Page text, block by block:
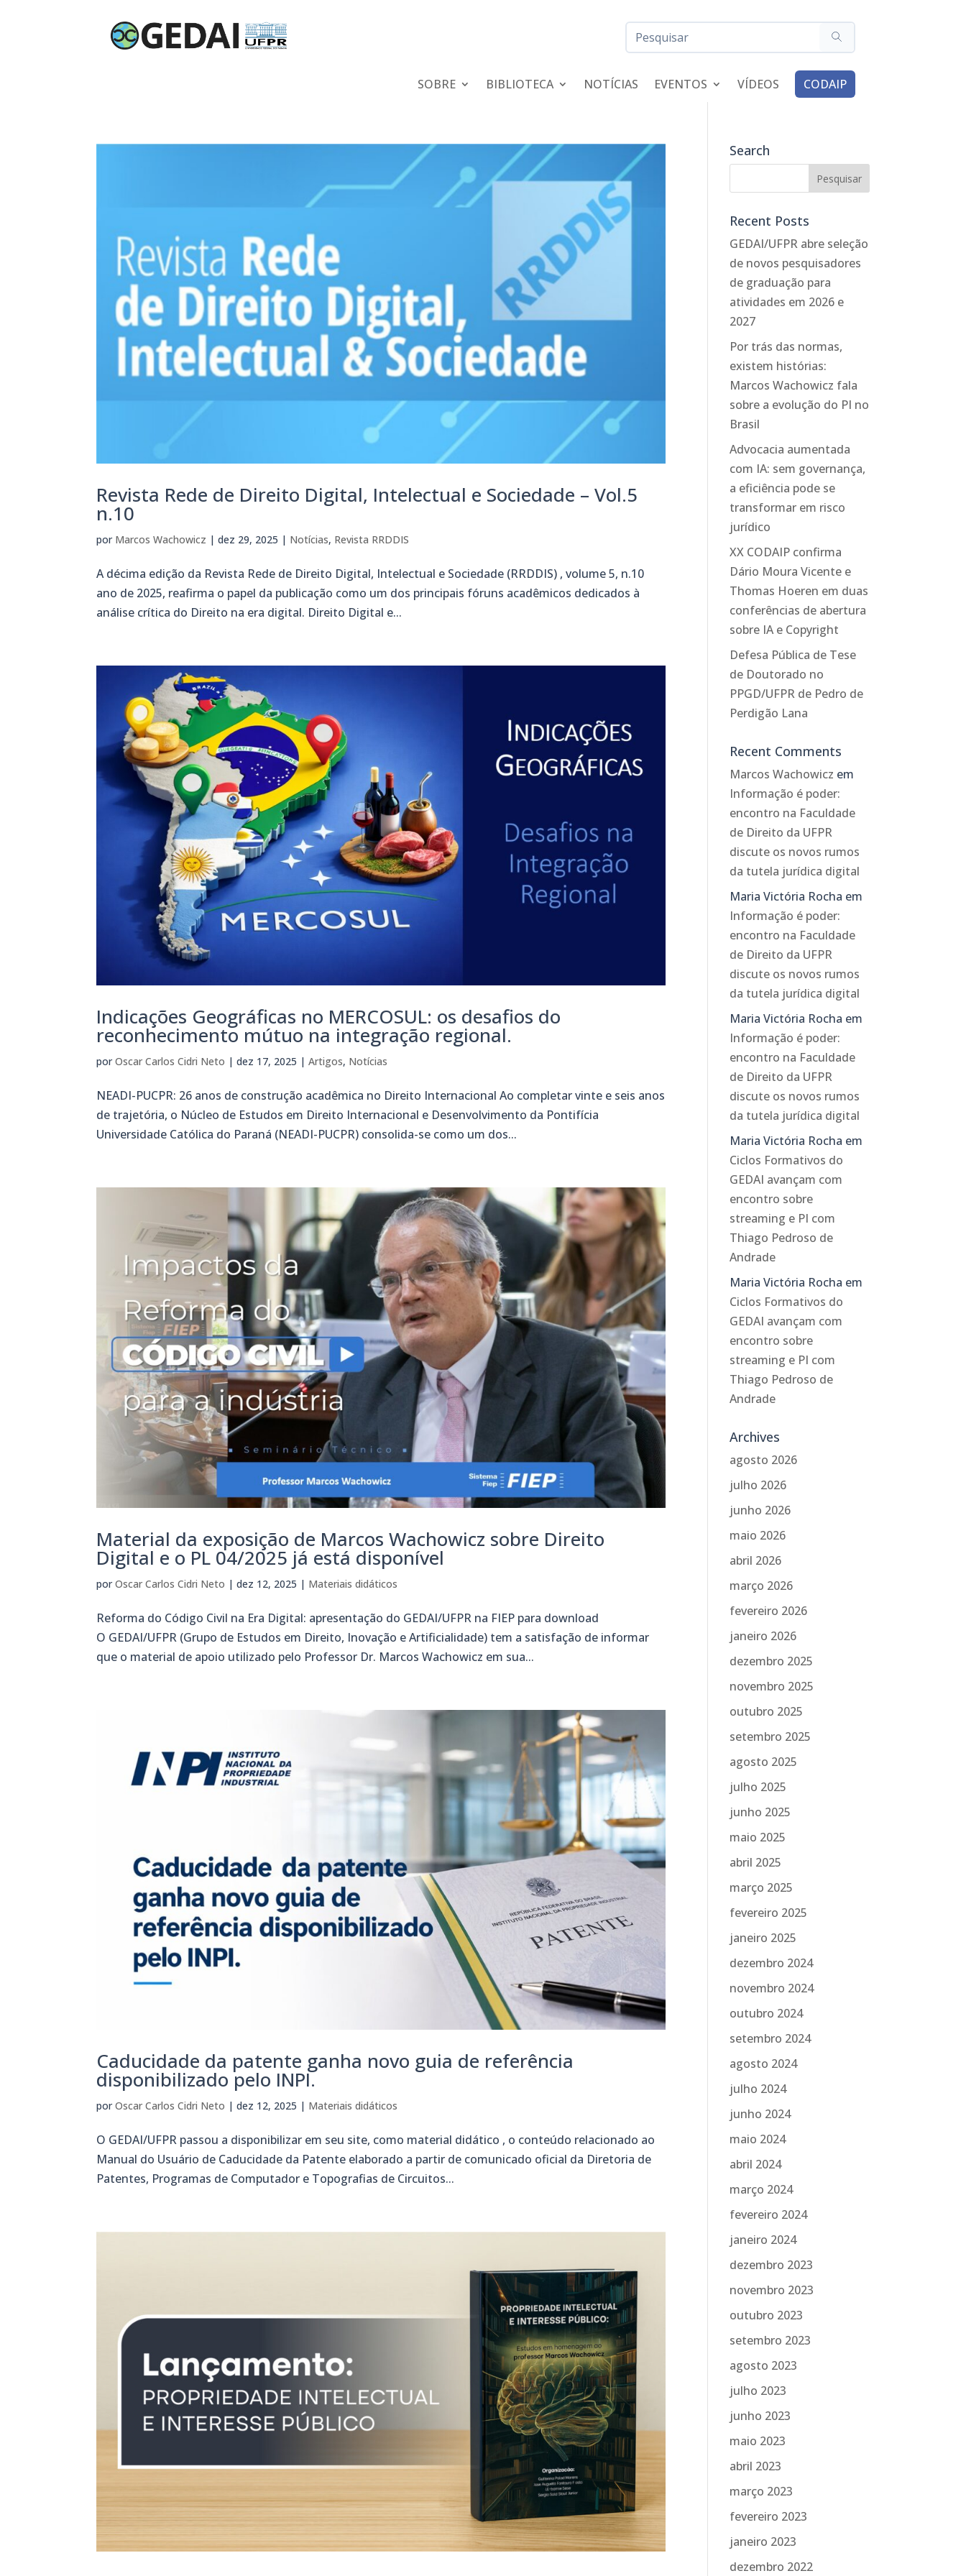
SOBRE BIBLIOTECA NOTÍCIAS EVENTOS VÍDEOS CODAIP
Revista Rede de Direito Digital, Intelectual e Sociedade – Vol.5
n.10
por Marcos Wachowicz |dez 29, 2025 | Notícias, Revista RRDDIS
A décima edição da Revista Rede de Direito Digital, Intelectual e Sociedade (RRDDIS) , volume 5, n.10
ano de 2025, reafirma o papel da publicação como um dos principais fóruns acadêmicos dedicados à
análise crítica do Direito na era digital. Direito Digital e...
Indicações Geográficas no MERCOSUL: os desafios do
reconhecimento mútuo na integração regional.
porOscar Carlos Cidri Neto |dez 17, 2025 |Artigos, Notícias
NEADI-PUCPR: 26 anos de construção acadêmica no Direito Internacional Ao completar vinte e seis anos
de trajetória, o Núcleo de Estudos em Direito Internacional e Desenvolvimento da Pontifícia
Universidade Católica do Paraná (NEADI-PUCPR) consolida-se como um dos...
Material da exposição de Marcos Wachowicz sobre Direito
Digital e o PL 04/2025 já está disponível
porOscar Carlos Cidri Neto |dez 12, 2025 | Materiais didáticos
Reforma do Código Civil na Era Digital: apresentação do GEDAI/UFPR na FIEP para download
O GEDAI/UFPR (Grupo de Estudos em Direito, Inovação e Artificialidade) tem a satisfação de informar
que o material de apoio utilizado pelo Professor Dr. Marcos Wachowicz em sua...
Caducidade da patente ganha novo guia de referência
disponibilizado pelo INPI.
porOscar Carlos Cidri Neto |dez 12, 2025 | Materiais didáticos
O GEDAI/UFPR passou a disponibilizar em seu site, como material didático , o conteúdo relacionado ao
Manual do Usuário de Caducidade da Patente elaborado a partir de comunicado oficial da Diretoria de
Patentes, Programas de Computador e Topografias de Circuitos...
Search
Recent Posts
GEDAI/UFPR abre seleção
de novos pesquisadores
de graduação para
atividades em 2026 e
2027
Por trás das normas,
existem histórias:
Marcos Wachowicz fala
sobre a evolução do PI no
Brasil
Advocacia aumentada
com IA: sem governança,
a eficiência pode se
transformar em risco
jurídico
XX CODAIP confirma
Dário Moura Vicente e
Thomas Hoeren em duas
conferências de abertura
sobre IA e Copyright
Defesa Pública de Tese
de Doutorado no
PPGD/UFPR de Pedro de
Perdigão Lana
Recent Comments
Marcos Wachowicz em
Informação é poder:
encontro na Faculdade
de Direito da UFPR
discute os novos rumos
da tutela jurídica digital
Maria Victória Rocha em
Informação é poder:
encontro na Faculdade
de Direito da UFPR
discute os novos rumos
da tutela jurídica digital
Maria Victória Rocha em
Informação é poder:
encontro na Faculdade
de Direito da UFPR
discute os novos rumos
da tutela jurídica digital
Maria Victória Rocha em
Ciclos Formativos do
GEDAI avançam com
encontro sobre
streaming e PI com
Thiago Pedroso de
Andrade
Maria Victória Rocha em
Ciclos Formativos do
GEDAI avançam com
encontro sobre
streaming e PI com
Thiago Pedroso de
Andrade
Archives
agosto 2026
julho 2026
junho 2026
maio 2026
abril 2026
março 2026
fevereiro 2026
janeiro 2026
dezembro 2025
novembro 2025
outubro 2025
setembro 2025
agosto 2025
julho 2025
junho 2025
maio 2025
abril 2025
março 2025
fevereiro 2025
janeiro 2025
dezembro 2024
novembro 2024
outubro 2024
setembro 2024
agosto 2024
julho 2024
junho 2024
maio 2024
abril 2024
março 2024
fevereiro 2024
janeiro 2024
dezembro 2023
novembro 2023
outubro 2023
setembro 2023
agosto 2023
julho 2023
junho 2023
maio 2023
abril 2023
março 2023
fevereiro 2023
janeiro 2023
dezembro 2022